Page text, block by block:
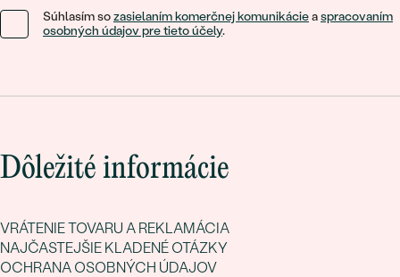
Súhlasím sozasielaním komerčnej komunikácieaspracovaním
osobných údajov pre tieto účely.
Dôležité informácie
VRÁTENIE TOVARU A REKLAMÁCIA
NAJČASTEJŠIE KLADENÉ OTÁZKY
OCHRANA OSOBNÝCH ÚDAJOV